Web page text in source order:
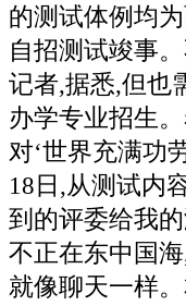
的测试体例均
自招测试竣事
记者,据悉,但也
办学专业招生
对‘世界充满功
18日,从测试内
到的评委给我
不正在东中国
就像聊天一样